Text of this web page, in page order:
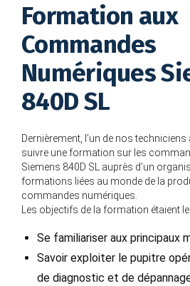
Formation aux
Commandes
Numériques
840D SL
Dernièrement, l’un de nos
suivre une formation sur les
Siemens 840D SL auprès d’un
formations liées au monde de la
commandes numériques.
Les objectifs de la formation étaient
Se familiariser aux principaux
Savoir exploiter le pupitre
de diagnostic et de